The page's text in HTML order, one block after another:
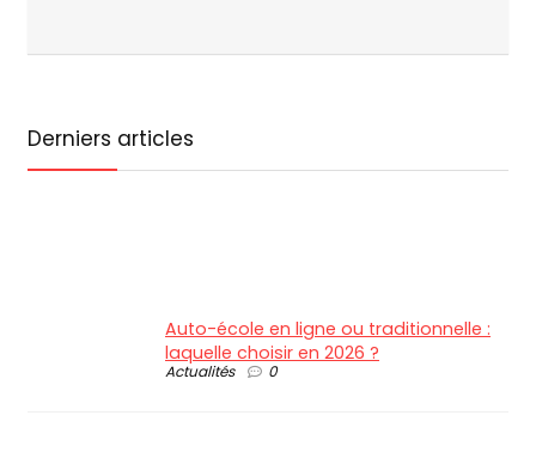
Derniers articles
Auto-école en ligne ou traditionnelle :
laquelle choisir en 2026 ?
Actualités 0